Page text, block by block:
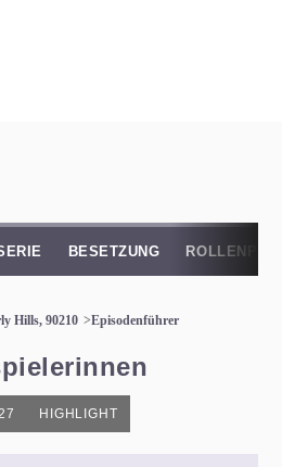
BESETZUNG
Hills, 90210 Episodenführer
HIGHLIGHT